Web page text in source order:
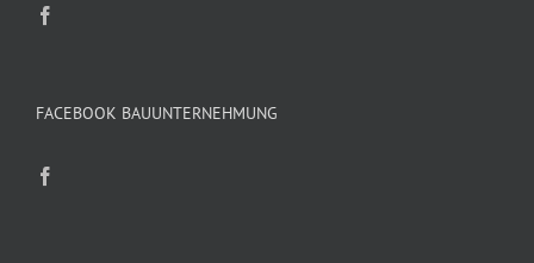
FACEBOOK BAUUNTERNEHMUNG